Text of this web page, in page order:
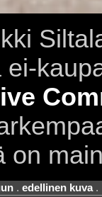
ei-
on
. edellinen kuva.